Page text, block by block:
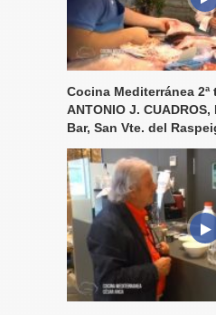
Cocina Mediterránea 2ª
ANTONIO J.
Bar, San Vte. del